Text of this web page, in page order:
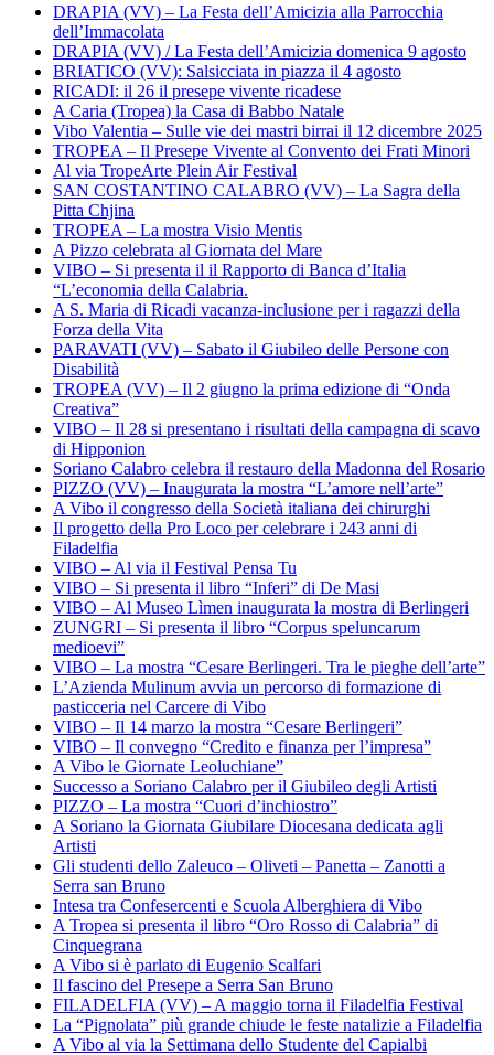
DRAPIA (VV) – La Festa dell’Amicizia alla Parrocchia
dell’Immacolata
DRAPIA (VV) / La Festa dell’Amicizia domenica 9 agosto
BRIATICO (VV): Salsicciata in piazza il 4 agosto
RICADI: il 26 il presepe vivente ricadese
A Caria (Tropea) la Casa di Babbo Natale
Vibo Valentia – Sulle vie dei mastri birrai il 12 dicembre 2025
TROPEA – Il Presepe Vivente al Convento dei Frati Minori
Al via TropeArte Plein Air Festival
SAN COSTANTINO CALABRO (VV) – La Sagra della
Pitta Chjina
TROPEA – La mostra Visio Mentis
A Pizzo celebrata al Giornata del Mare
VIBO – Si presenta il il Rapporto di Banca d’Italia
“L’economia della Calabria.
A S. Maria di Ricadi vacanza-inclusione per i ragazzi della
Forza della Vita
PARAVATI (VV) – Sabato il Giubileo delle Persone con
Disabilità
TROPEA (VV) – Il 2 giugno la prima edizione di “Onda
Creativa”
VIBO – Il 28 si presentano i risultati della campagna di scavo
di Hipponion
Soriano Calabro celebra il restauro della Madonna del Rosario
PIZZO (VV) – Inaugurata la mostra “L’amore nell’arte”
A Vibo il congresso della Società italiana dei chirurghi
Il progetto della Pro Loco per celebrare i 243 anni di
Filadelfia
VIBO – Al via il Festival Pensa Tu
VIBO – Si presenta il libro “Inferi” di De Masi
VIBO – Al Museo Lìmen inaugurata la mostra di Berlingeri
ZUNGRI – Si presenta il libro “Corpus speluncarum
medioevi”
VIBO – La mostra “Cesare Berlingeri. Tra le pieghe dell’arte”
L’Azienda Mulinum avvia un percorso di formazione di
pasticceria nel Carcere di Vibo
VIBO – Il 14 marzo la mostra “Cesare Berlingeri”
VIBO – Il convegno “Credito e finanza per l’impresa”
A Vibo le Giornate Leoluchiane”
Successo a Soriano Calabro per il Giubileo degli Artisti
PIZZO – La mostra “Cuori d’inchiostro”
A Soriano la Giornata Giubilare Diocesana dedicata agli
Artisti
Gli studenti dello Zaleuco – Oliveti – Panetta – Zanotti a
Serra san Bruno
Intesa tra Confesercenti e Scuola Alberghiera di Vibo
A Tropea si presenta il libro “Oro Rosso di Calabria” di
Cinquegrana
A Vibo si è parlato di Eugenio Scalfari
Il fascino del Presepe a Serra San Bruno
FILADELFIA (VV) – A maggio torna il Filadelfia Festival
La “Pignolata” più grande chiude le feste natalizie a Filadelfia
A Vibo al via la Settimana dello Studente del Capialbi